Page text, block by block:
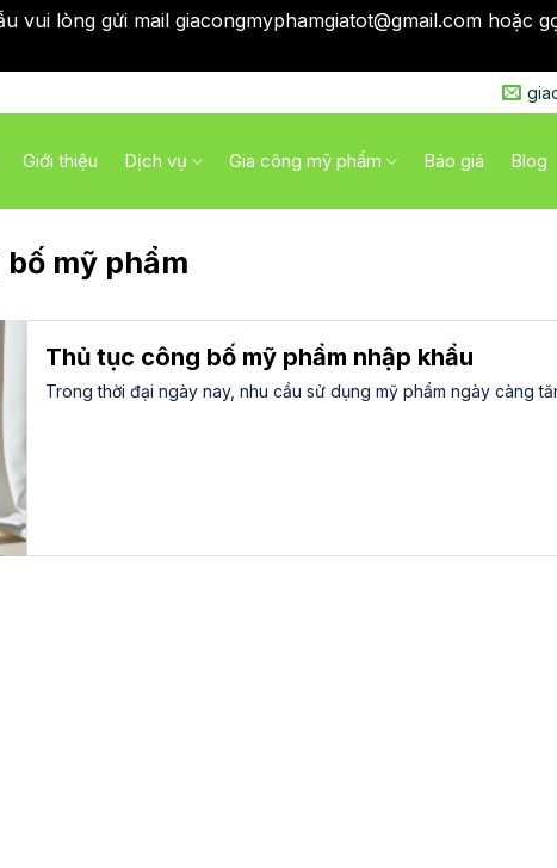
vui lòng gửi mail giacongmyphamgiatot@gmail.com hoặc
Giới thiệu Dịch vụ Gia công mỹ phẩm Báo giá Blog
mỹ phẩm
Thủ tục công bố mỹ phẩm nhập khẩu
Trong thời đại ngày nay, nhu cầu sử dụng mỹ phẩm ngày càng